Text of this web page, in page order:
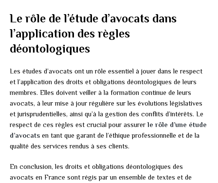
Le rôle de l’étude d’avocats dans
l’application des règles
déontologiques
Les études d’avocats ont un rôle essentiel à jouer dans le respect
et l’application des droits et obligations déontologiques de leurs
membres. Elles doivent veiller à la formation continue de leurs
avocats, à leur mise à jour régulière sur les évolutions législatives
et jurisprudentielles, ainsi qu’à la gestion des conflits d’intérêts. Le
respect de ces règles est crucial pour assurer le rôle d’une étude
d’avocats en tant que garant de l’éthique professionnelle et de la
qualité des services rendus à ses clients.
En conclusion, les droits et obligations déontologiques des
avocats en France sont régis par un ensemble de textes et de